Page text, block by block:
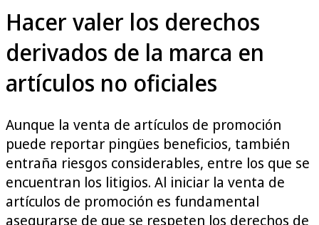
Hacer valer los derechos
derivados de la marca en
artículos no oficiales
Aunque la venta de artículos de promoción
puede reportar pingües beneficios, también
entraña riesgos considerables, entre los que se
encuentran los litigios. Al iniciar la venta de
artículos de promoción es fundamental
asegurarse de que se respeten los derechos de